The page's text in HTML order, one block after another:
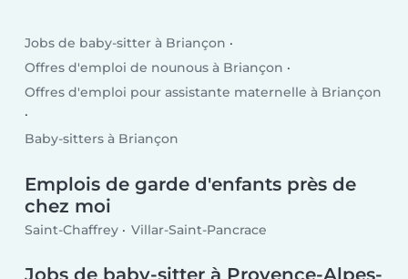
Jobs de baby-sitter à Briançon
Offres d'emploi de nounous à Briançon
Offres d'emploi pour assistante maternelle à Briançon
Baby-sitters à Briançon
Emplois de garde d'enfants près de
chez moi
Saint-Chaffrey Villar-Saint-Pancrace